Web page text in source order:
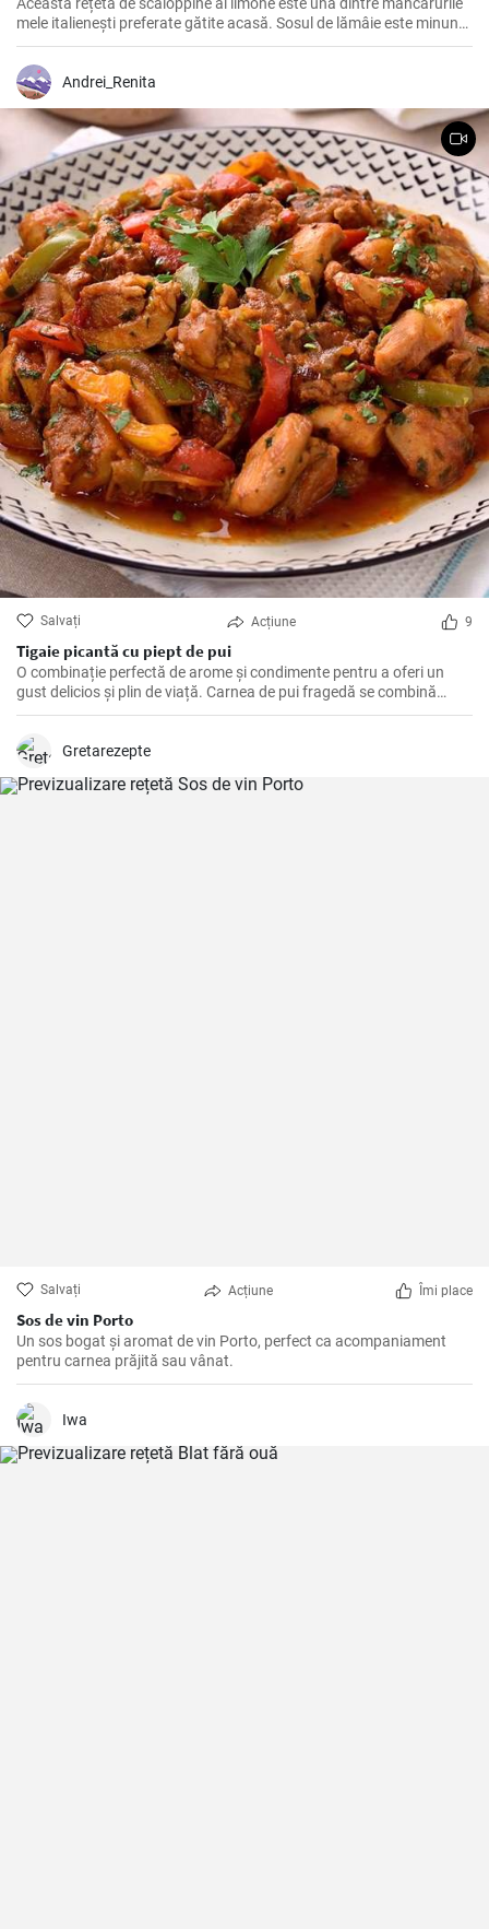
mele italienești preferate gătite acasă. Sosul de lămâie este minunat
de picant și accentuează cu adevărat aroma cărnii de vițel. Este un
fel de mâncare grozavă, care nu numai că are un gust bun vara,
datorită ușurinței sale, dar care te pune într-o dispoziție bună și pe
vreme rece.
Andrei_Renita
Salvați Acțiune 9
Tigaie picantă cu piept de pui
O combinație perfectă de arome și condimente pentru a oferi un
gust delicios și plin de viață. Carnea de pui fragedă se combină
perfect cu ardeii gras și iute, iar aromele de curry, ghimbir și chimen
Gretarezepte
Salvați Acțiune Îmi place
Sos de vin Porto
Un sos bogat și aromat de vin Porto, perfect ca acompaniament
pentru carnea prăjită sau vânat.
Iwa